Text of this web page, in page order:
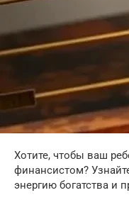
Хотите, чтобы ваш
финансистом?
энергию богатства и